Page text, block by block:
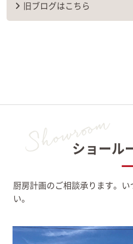
旧ブログはこちら
ショール
厨房計画のご相談承ります。
い。